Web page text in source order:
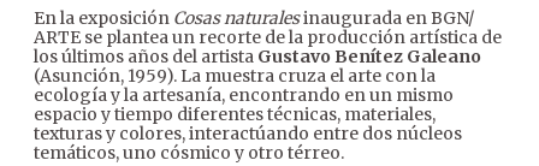
En la exposición Cosas naturalesinaugurada en BGN/
ARTE se plantea un recorte de la producción artística de
los últimos años del artista Gustavo Benítez Galeano
(Asunción, 1959). La muestra cruza el arte con la
ecología y la artesanía, encontrando en un mismo
espacio y tiempo diferentes técnicas, materiales,
texturas y colores, interactúando entre dos núcleos
temáticos, uno cósmico y otro térreo.